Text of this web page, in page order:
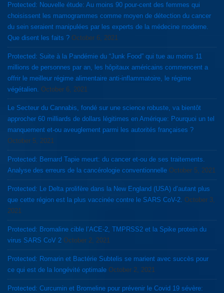
Protected: Nouvelle étude: Au moins 90 pour-cent des femmes qui
choisissent les mamogrammes comme moyen de détection du cancer
du sein seraient manipulées par les experts de la médecine moderne.
Que disent les faits ? October 6, 2021
Protected: Suite à la Pandémie du “Junk Food” qui tue au moins 11
millions de personnes par an, les hôpitaux américains commencent a
offrir le meilleur régime alimentaire anti-inflammatoire, le régime
végétalien. October 6, 2021
Le Secteur du Cannabis, fondé sur une science robuste, va bientôt
approcher 60 milliards de dollars légitimes en Amérique: Pourquoi un tel
manquement et-ou aveuglement parmi les autorités françaises ?
October 5, 2021
Protected: Bernard Tapie meurt: du cancer et-ou de ses traitements.
Analyse des erreurs de la cancérologie conventionnelle October 5, 2021
Protected: Le Delta prolifère dans la New England (USA) d’autant plus
que cette région est la plus vaccinée contre le SARS CoV-2. October 3,
2021
Protected: Bromaline cible l’ACE-2, TMPRSS2 et la Spike protein du
virus SARS CoV 2 October 2, 2021
Protected: Romarin et Bactérie Subtelis se marient avec succès pour
ce qui est de la longévité optimale October 2, 2021
Protected: Curcumin et Bromeline pour prévenir le Covid 19 sévère: